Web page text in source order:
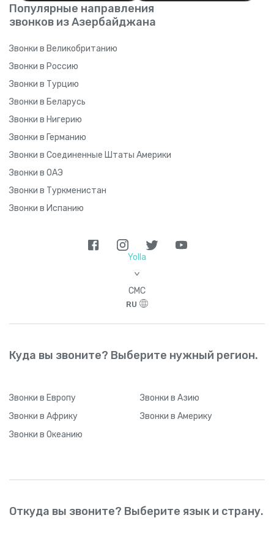
Популярные направления
звонков из Азербайджана
Звонки в Великобританию
Звонки в Россию
Звонки в Турцию
Звонки в Беларусь
Звонки в Нигерию
Звонки в Германию
Звонки в Соединенные Штаты Америки
Звонки в ОАЭ
Звонки в Туркменистан
Звонки в Испанию
Yolla
>
СМС
RU
Куда вы звоните? Выберите нужный регион.
Звонки в Европу Звонки в Азию
Звонки в Африку Звонки в Америку
Звонки в Океанию
Откуда вы звоните? Выберите язык и страну.